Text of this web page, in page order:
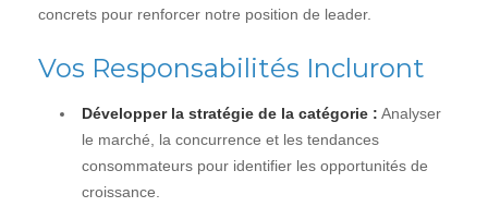
concrets pour renforcer notre position de leader.
Vos Responsabilités Incluront
Développer la stratégie de la catégorie : Analyser
le marché, la concurrence et les tendances
consommateurs pour identifier les opportunités de
croissance.